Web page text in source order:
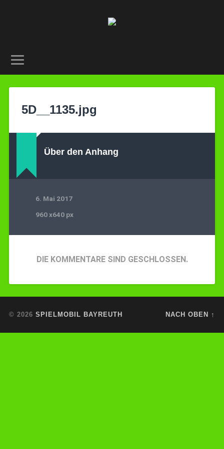
5D__1135.jpg
Über den Anhang
6. Mai 2017
960x640 px
DIE KOMMENTARE SIND GESCHLOSSEN.
© 2026 SPIELMOBIL BAYREUTH NACH OBEN ↑